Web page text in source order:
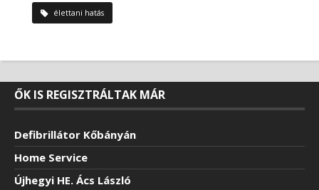
élettani hatás
ŐK IS REGISZTRÁLTAK MÁR
Defibrillátor Kőbányán
Home Service
Újhegyi HE. Ács László